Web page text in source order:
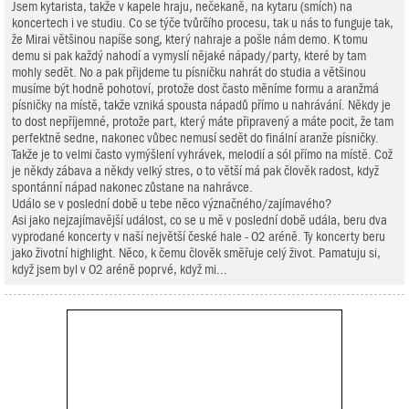
Jsem kytarista, takže v kapele hraju, nečekaně, na kytaru (smích) na
koncertech i ve studiu. Co se týče tvůrčího procesu, tak u nás to funguje tak,
že Mirai většinou napíše song, který nahraje a pošle nám demo. K tomu
demu si pak každý nahodí a vymyslí nějaké nápady/party, které by tam
mohly sedět. No a pak přijdeme tu písničku nahrát do studia a většinou
musíme být hodně pohotoví, protože dost často měníme formu a aranžmá
písničky na místě, takže vzniká spousta nápadů přímo u nahrávání. Někdy je
to dost nepříjemné, protože part, který máte připravený a máte pocit, že tam
perfektně sedne, nakonec vůbec nemusí sedět do finální aranže písničky.
Takže je to velmi často vymýšlení vyhrávek, melodií a sól přímo na místě. Což
je někdy zábava a někdy velký stres, o to větší má pak člověk radost, když
spontánní nápad nakonec zůstane na nahrávce.
Událo se v poslední době u tebe něco význačného/zajímavého?
Asi jako nejzajímavější událost, co se u mě v poslední době udála, beru dva
vyprodané koncerty v naší největší české hale - O2 aréně. Ty koncerty beru
jako životní highlight. Něco, k čemu člověk směřuje celý život. Pamatuju si,
když jsem byl v O2 aréně poprvé, když mi...